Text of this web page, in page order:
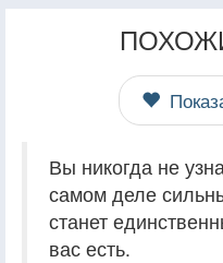
Вы никогда не
самом деле
станет
вас есть.